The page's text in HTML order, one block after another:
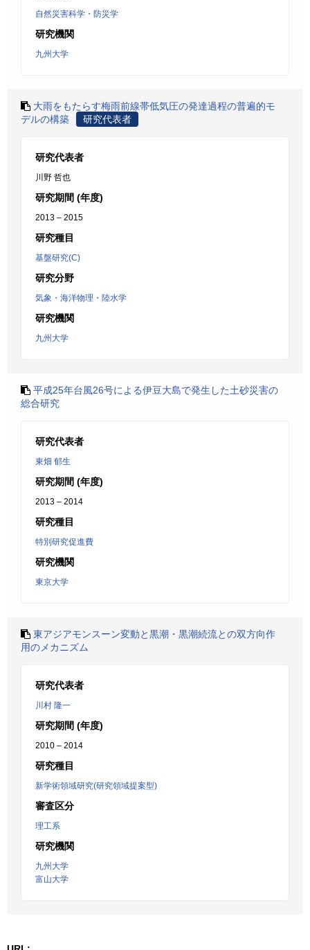
自然災害科学・防災学
研究機関
九州大学
大雨をもたらす梅雨前線帯低気圧の発達過程の普遍的モ
デルの構築
研究代表者
研究代表者
川野 哲也
研究期間 (年度)
2013 – 2015
研究種目
基盤研究(C)
研究分野
気象・海洋物理・陸水学
研究機関
九州大学
平成25年台風26号による伊豆大島で発生した土砂災害の
総合研究
研究代表者
東畑 郁生
研究期間 (年度)
2013 – 2014
研究種目
特別研究促進費
研究機関
東京大学
東アジアモンスーン変動と黒潮・黒潮続流との双方向作
用のメカニズム
研究代表者
川村 隆一
研究期間 (年度)
2010 – 2014
研究種目
新学術領域研究(研究領域提案型)
審査区分
理工系
研究機関
九州大学
富山大学